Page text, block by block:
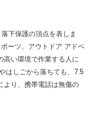
下保護の頂点を表しま
ーツ、アウトドア アドベ
高い環境で作業する人に
はしごから落ちても、7.5
より、携帯電話は無傷の